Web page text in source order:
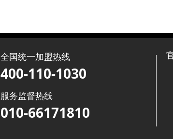
全国统一加盟热线
400-110-1030
服务监督热线
010-66171810